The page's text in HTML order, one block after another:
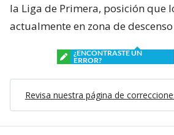
la Liga de Primera, posición que
actualmente en zona de
¿ENCONTRASTE UN
ERROR?
Revisa nuestra página de